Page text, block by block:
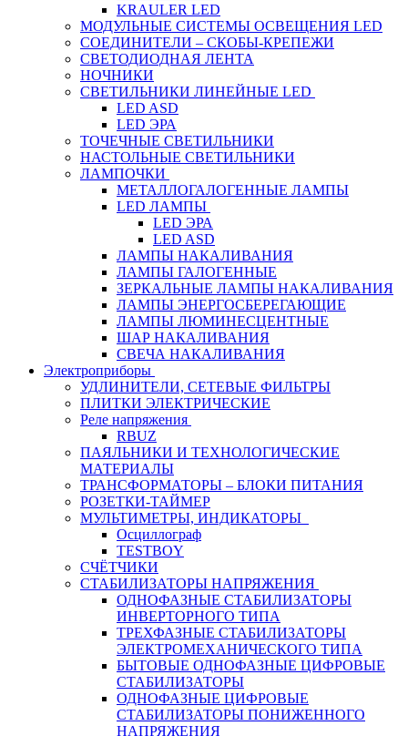
KRAULER LED
МОДУЛЬНЫЕ СИСТЕМЫ ОСВЕЩЕНИЯ LED
СОЕДИНИТЕЛИ – СКОБЫ-КРЕПЕЖИ
СВЕТОДИОДНАЯ ЛЕНТА
НОЧНИКИ
СВЕТИЛЬНИКИ ЛИНЕЙНЫЕ LED
LED ASD
LED ЭРА
ТОЧЕЧНЫЕ СВЕТИЛЬНИКИ
НАСТОЛЬНЫЕ СВЕТИЛЬНИКИ
ЛАМПОЧКИ
МЕТАЛЛОГАЛОГЕННЫЕ ЛАМПЫ
LED ЛАМПЫ
LED ЭРА
LED ASD
ЛАМПЫ НАКАЛИВАНИЯ
ЛАМПЫ ГАЛОГЕННЫЕ
ЗЕРКАЛЬНЫЕ ЛАМПЫ НАКАЛИВАНИЯ
ЛАМПЫ ЭНЕРГОСБЕРЕГАЮЩИЕ
ЛАМПЫ ЛЮМИНЕСЦЕНТНЫЕ
ШАР НАКАЛИВАНИЯ
СВЕЧА НАКАЛИВАНИЯ
Электроприборы
УДЛИНИТЕЛИ, СЕТЕВЫЕ ФИЛЬТРЫ
ПЛИТКИ ЭЛЕКТРИЧЕСКИЕ
Реле напряжения
RBUZ
ПАЯЛЬНИКИ И ТЕХНОЛОГИЧЕСКИЕ
МАТЕРИАЛЫ
ТРАНСФОРМАТОРЫ – БЛОКИ ПИТАНИЯ
РОЗЕТКИ-ТАЙМЕР
МУЛЬТИМЕТРЫ, ИНДИКАТОРЫ
Осциллограф
TESTBOY
СЧЁТЧИКИ
СТАБИЛИЗАТОРЫ НАПРЯЖЕНИЯ
ОДНОФАЗНЫЕ СТАБИЛИЗАТОРЫ
ИНВЕРТОРНОГО ТИПА
ТРЕХФАЗНЫЕ СТАБИЛИЗАТОРЫ
ЭЛЕКТРОМЕХАНИЧЕСКОГО ТИПА
БЫТОВЫЕ ОДНОФАЗНЫЕ ЦИФРОВЫЕ
СТАБИЛИЗАТОРЫ
ОДНОФАЗНЫЕ ЦИФРОВЫЕ
СТАБИЛИЗАТОРЫ ПОНИЖЕННОГО
НАПРЯЖЕНИЯ